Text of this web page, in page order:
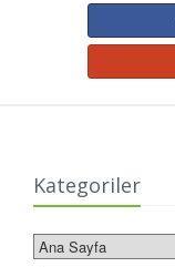
Kategoriler